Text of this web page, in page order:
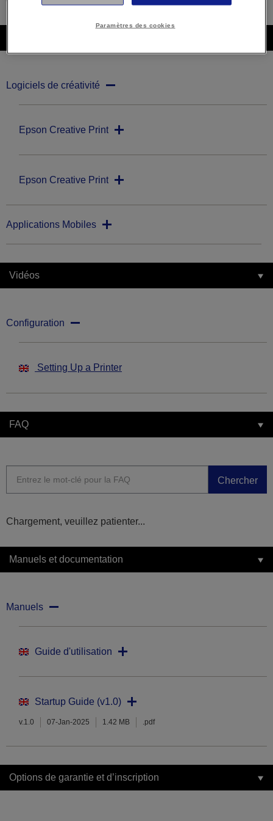
Logiciels de créativité
Epson Creative Print
Epson Creative Print
Applications Mobiles
Vidéos
Configuration
Setting Up a Printer
FAQ
Chercher
Chargement, veuillez patienter...
Manuels et documentation
Manuels
Guide d'utilisation
Startup Guide (v1.0)
v.1.0 07-Jan-2025 1.42 MB .pdf
Options de garantie et d’inscription
Paramètres des cookies